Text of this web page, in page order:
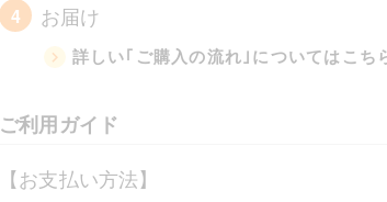
4 お届け
詳しい｢ご購入の流れ｣についてはこち
ご利用ガイド
【お支払い方法】